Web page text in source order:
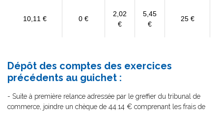
10,11 € 0 €
2,02
€
5,45
€
25 €
Dépôt des comptes des exercices
précédents au guichet :
- Suite à première relance adressée par le greffier du tribunal de
commerce, joindre un chèque de 44.14 € comprenant les frais de